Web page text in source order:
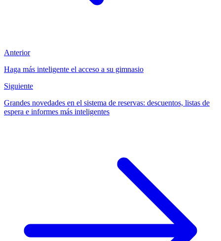
Anterior
Haga más inteligente el acceso a su gimnasio
Siguiente
Grandes novedades en el sistema de reservas: descuentos, listas de
espera e informes más inteligentes